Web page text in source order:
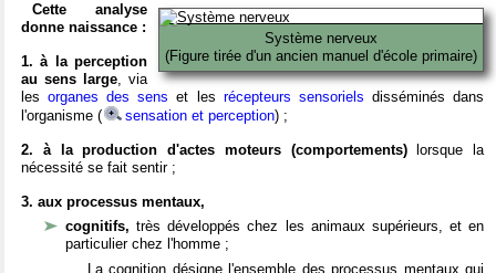
Système nerveux
(Figure tirée d'un ancien manuel d'école primaire)
Cette analyse
donne naissance :
1. à la perception
au sens large, via
lesorganes des sens et les récepteurs sensoriels disséminés dans
l'organisme (
sensation et perception) ;
2. à la production d'actes moteurs (comportements)lorsque la
nécessité se fait sentir ;
3. aux processus mentaux,
cognitifs,très développés chez les animaux supérieurs, et en
particulier chez l'homme ;
La cognition désigne l'ensemble des processus mentaux qui